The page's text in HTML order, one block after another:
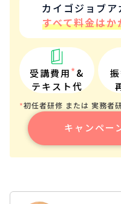
カイゴジョブア
すべて料金は
受講費用*&
テキスト代
*初任者研修 または 実務者
キャンペー